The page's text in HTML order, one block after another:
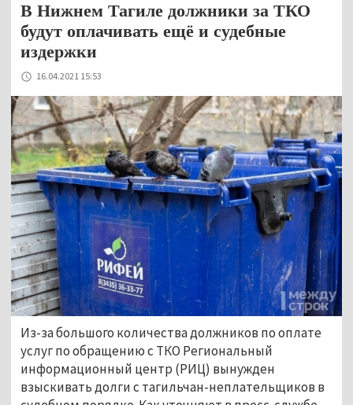
В Нижнем Тагиле должники за ТКО
будут оплачивать ещё и судебные
издержки
16.04.2021 15:53
Из-за большого количества должников по оплате
услуг по обращению с ТКО Региональный
информационный центр (РИЦ) вынужден
взыскивать долги с тагильчан-неплательщиков в